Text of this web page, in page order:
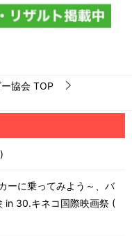
協会 TOP
ーに乗ってみよう～、バ
in 30.キネコ国際映画祭